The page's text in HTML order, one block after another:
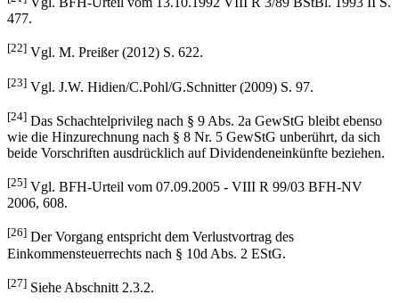
477.
[22] Vgl. M. Preißer (2012) S. 622.
[23] Vgl. J.W. Hidien/C.Pohl/G.Schnitter (2009) S. 97.
[24] Das Schachtelprivileg nach § 9 Abs. 2a GewStG bleibt ebenso
wie die Hinzurechnung nach § 8 Nr. 5 GewStG unberührt, da sich
beide Vorschriften ausdrücklich auf Dividendeneinkünfte beziehen.
[25] Vgl. BFH-Urteil vom 07.09.2005 - VIII R 99/03 BFH-NV
2006, 608.
[26] Der Vorgang entspricht dem Verlustvortrag des
Einkommensteuerrechts nach § 10d Abs. 2 EStG.
[27] Siehe Abschnitt 2.3.2.